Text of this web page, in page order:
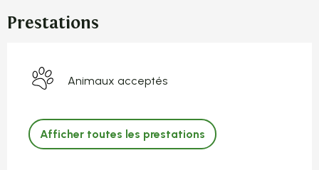
Prestations
Animaux acceptés
Afficher toutes les prestations